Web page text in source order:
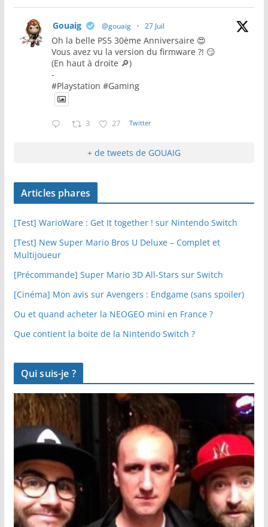
Gouaig @gouaig · 27 Juil
Oh la belle PS5 30ème Anniversaire 😍
Vous avez vu la version du firmware ?! 😏
(En haut à droite 🔎)
-
#Playstation #Gaming
3 27 Twitter
+ de tweets de GOUAIG
Articles phares
[Test] WarioWare : Get It together ! sur Nintendo Switch
[Test] New Super Mario Bros U Deluxe – Complet et
Multijoueur
[Précommande] Super Mario 3D All-Stars sur Switch
[Cinéma] Mon avis sur Avengers : Endgame (sans spoiler)
Ou et quand acheter la NEOGEO mini en France ?
Que contient la boite de la Nintendo Switch ?
Qui suis-je ?